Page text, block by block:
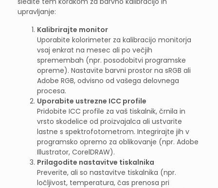
upravljanje:
Kalibrirajte monitor
Uporabite kolorimeter za kalibracijo monitorja
vsaj enkrat na mesec ali po večjih
spremembah (npr. posodobitvi programske
opreme). Nastavite barvni prostor na sRGB ali
Adobe RGB, odvisno od vašega delovnega
procesa.
Uporabite ustrezne ICC profile
Pridobite ICC profile za vaš tiskalnik, črnila in
vrsto skodelice od proizvajalca ali ustvarite
lastne s spektrofotometrom. Integrirajte jih v
programsko opremo za oblikovanje (npr. Adobe
Illustrator, CorelDRAW).
Prilagodite nastavitve tiskalnika
Preverite, ali so nastavitve tiskalnika (npr.
ločljivost, temperatura, čas prenosa pri